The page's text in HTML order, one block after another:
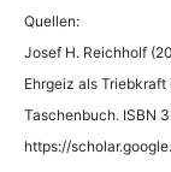
Quellen:
Josef H. Reichholf
Ehrgeiz als Triebkraft
Taschenbuch. ISBN
https://